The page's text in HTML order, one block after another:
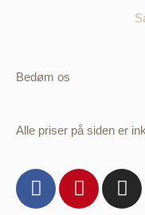
Bedøm os
Alle priser på siden er